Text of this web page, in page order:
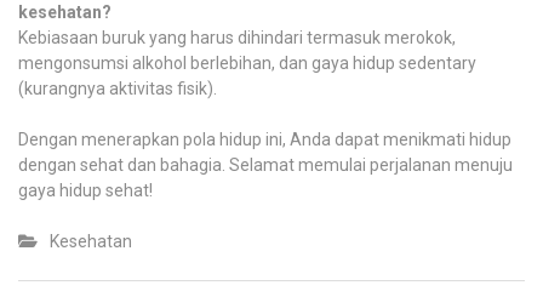
kesehatan?
Kebiasaan buruk yang harus dihindari termasuk merokok,
mengonsumsi alkohol berlebihan, dan gaya hidup sedentary
(kurangnya aktivitas fisik).
Dengan menerapkan pola hidup ini, Anda dapat menikmati hidup
dengan sehat dan bahagia. Selamat memulai perjalanan menuju
gaya hidup sehat!
Kesehatan